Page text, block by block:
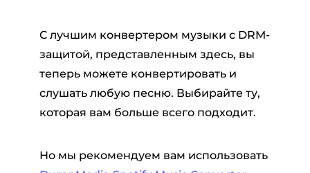
С лучшим конвертером музыки с DRM-
защитой, представленным здесь, вы
теперь можете конвертировать и
слушать любую песню. Выбирайте ту,
которая вам больше всего подходит.
Но мы рекомендуем вам использовать